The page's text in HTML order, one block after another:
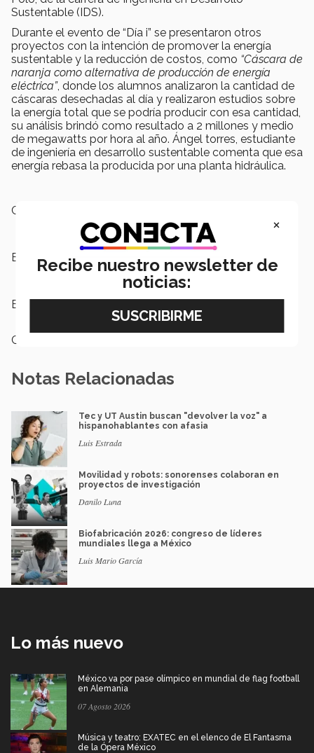
Sustentable (IDS).
Durante el evento de “Día i” se presentaron otros
proyectos con la intención de promover la energía
sustentable y la reducción de costos, como “Cáscara de
naranja como alternativa de producción de energía
eléctrica”, donde los alumnos analizaron la cantidad de
cáscaras desechadas al día y realizaron estudios sobre
la energía total que se podría producir con esa cantidad,
su análisis brindó como resultado a 2 millones y medio
de megawatts por hora al año. Ángel torres, estudiante
de ingeniería en desarrollo sustentable comenta que esa
energía rebasa la producida por una planta hidráulica.
Campus:
Escuelas: Ingeniería y Ciencias
Etiquetas:
Categoría:
Notas Relacionadas
Tec y UT Austin buscan "devolver la voz" a
hispanohablantes con afasia
Luis Estrada
Movilidad y robots: sonorenses colaboran en
proyectos de investigación
Danilo Luna
Biofabricación 2026: congreso de líderes
mundiales llega a México
Luis Mario García
Lo más nuevo
México va por pase olímpico en mundial de flag football
en Alemania
07 Agosto 2026
Música y teatro: EXATEC en el elenco de El Fantasma
de la Ópera México
×
Recibe nuestro newsletter de
noticias: